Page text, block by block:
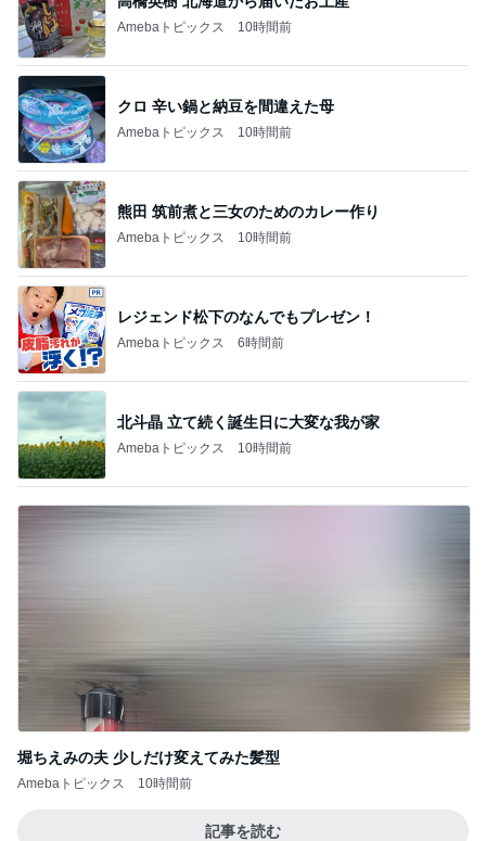
Amebaトピックス 10時間前
クロ 辛い鍋と納豆を間違えた母
Amebaトピックス 10時間前
熊田 筑前煮と三女のためのカレー作り
Amebaトピックス 10時間前
レジェンド松下のなんでもプレゼン！
Amebaトピックス 6時間前
北斗晶 立て続く誕生日に大変な我が家
Amebaトピックス 10時間前
堀ちえみの夫 少しだけ変えてみた髪型
Amebaトピックス 10時間前
記事を読む